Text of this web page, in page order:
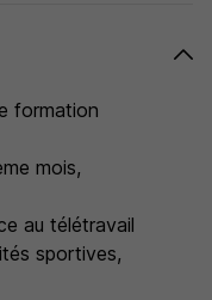
formation
mois,
au télétravail
sportives,